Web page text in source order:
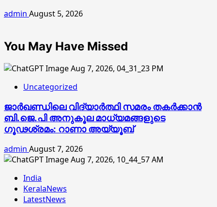
admin August 5, 2026
You May Have Missed
Uncategorized
ജാര്‍ഖണ്ഡിലെ വിദ്യാര്‍ത്ഥി സമരം തകര്‍ക്കാന്‍
ബി.ജെ.പി അനുകൂല മാധ്യമങ്ങളുടെ
ഗൂഢശ്രമം: റാണാ അയ്യൂബ്
admin August 7, 2026
India
KeralaNews
LatestNews